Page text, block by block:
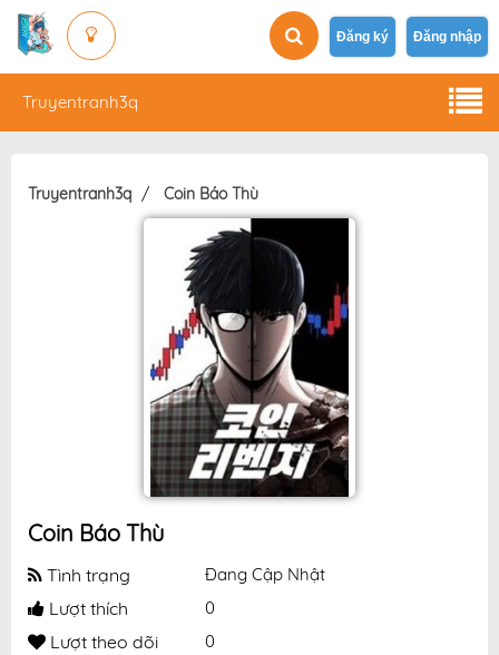
Đăng ký Đăng nhập
Truyentranh3q
Truyentranh3q Coin Báo Thù
Coin Báo Thù
Tình trạng Đang Cập Nhật
Lượt thích 0
Lượt theo dõi 0